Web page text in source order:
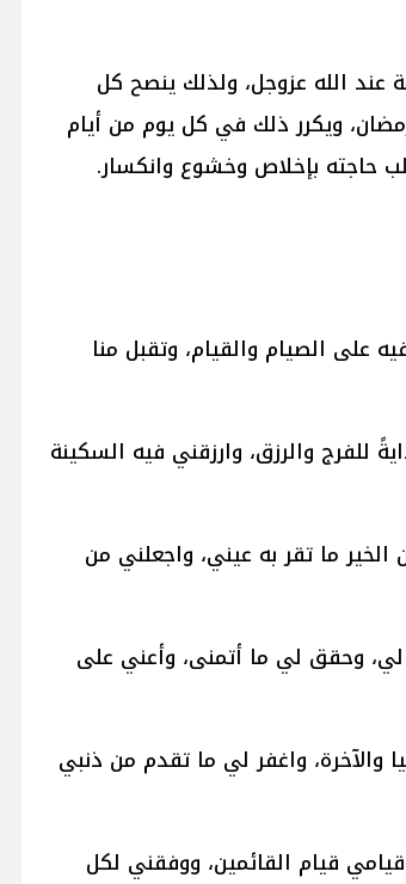
الله عزوجل، ولذلك ينصح كل
ويكرر ذلك في كل يوم من أيام
حاجته بإخلاص وخشوع وانكسار.
على الصيام والقيام، وتقبل منا
للفرج والرزق، وارزقني فيه السكينة
ما تقر به عيني، واجعلني من
لي، وحقق لي ما أتمنى، وأعني على
والآخرة، واغفر لي ما تقدم من ذنبي
قيام القائمين، ووفقني لكل